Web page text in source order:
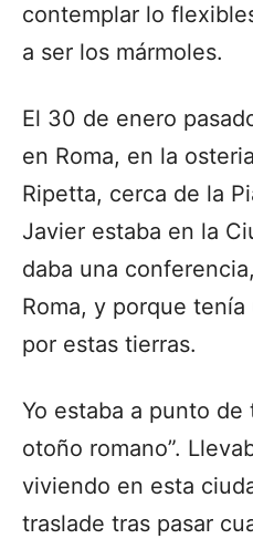
contemplar lo
a ser los mármoles.
El 30 de enero
en Roma, en la
Ripetta, cerca de la
Javier estaba en la
daba una
Roma, y porque
por estas tierras.
Yo estaba a punto de
otoño romano”.
viviendo en esta
traslade tras pasar